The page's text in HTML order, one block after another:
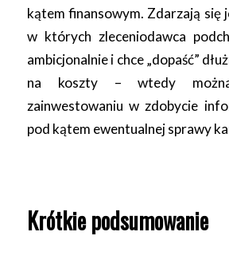
kątem finansowym. Zdarzają się
w których zleceniodawca
ambicjonalnie i chce „dopaść”
na koszty – wtedy
zainwestowaniu w zdobycie
pod kątem ewentualnej sprawy
Krótkie podsumowanie